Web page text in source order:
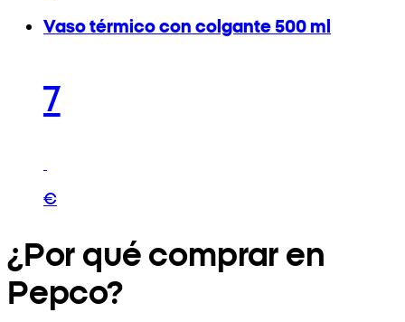
Vaso térmico con colgante 500 ml
7
€
¿Por qué comprar en
Pepco?